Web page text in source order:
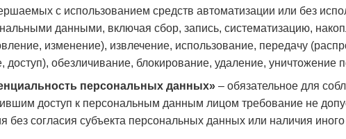
с использованием средств автоматизации или без
данными, включая сбор, запись, систематизацию,
изменение), извлечение, использование, передачу
доступ), обезличивание, блокирование, удаление, уничтожение
персональных данных» – обязательное для
доступ к персональным данным лицом требование не
без согласия субъекта персональных данных или наличия иного